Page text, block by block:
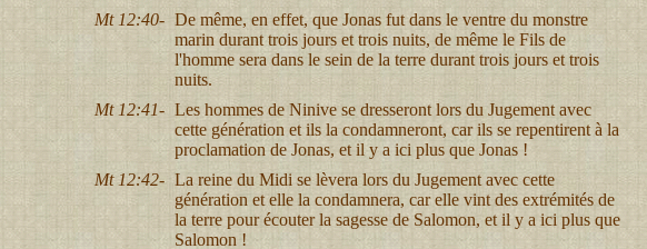
Mt 12:40- De même, en effet, que Jonas fut dans le ventre du monstre
marin durant trois jours et trois nuits, de même le Fils de
l'homme sera dans le sein de la terre durant trois jours et trois
nuits.
Mt 12:41- Les hommes de Ninive se dresseront lors du Jugement avec
cette génération et ils la condamneront, car ils se repentirent à la
proclamation de Jonas, et il y a ici plus que Jonas !
Mt 12:42- La reine du Midi se lèvera lors du Jugement avec cette
génération et elle la condamnera, car elle vint des extrémités de
la terre pour écouter la sagesse de Salomon, et il y a ici plus que
Salomon !